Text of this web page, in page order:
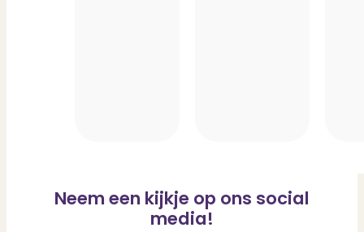
Neem een kijkje op ons social
media!